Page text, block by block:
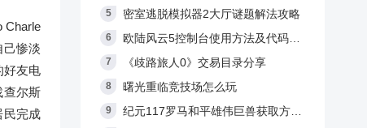
Charle
己惨淡
好友电
查尔斯
民完成
密室逃脱模拟器2大厅谜题解法攻略
欧陆风云5控制台使用方法及代码大全
《歧路旅人0》交易目录分享
曙光重临竞技场怎么玩
纪元117罗马和平雄伟巨兽获取方法分享